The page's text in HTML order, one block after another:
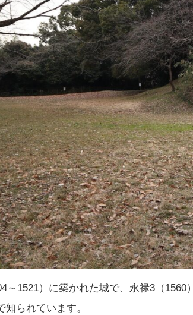
～1521）に築かれた城で、永禄3（
られています。